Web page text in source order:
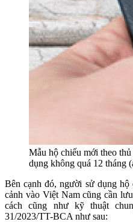
Mẫu hộ chiếu mới theo
dụng không quá 12 tháng
Bên cạnh đó, người sử dụng
cảnh vào Việt Nam cũng cần
cách cũng như kỹ thuật
31/2023/TT-BCA như sau: